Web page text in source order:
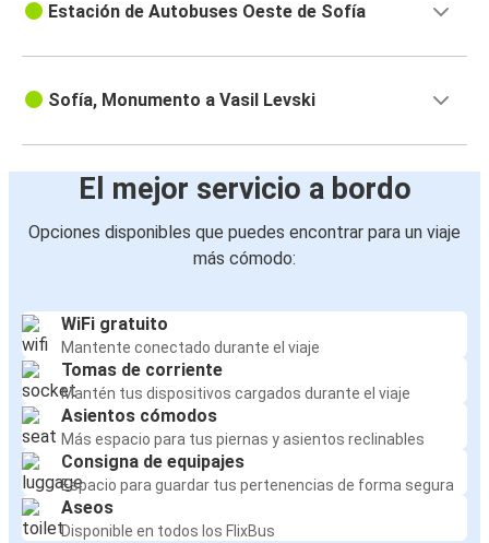
Estación de Autobuses Oeste de Sofía
Sofía, Monumento a Vasil Levski
El mejor servicio a bordo
Opciones disponibles que puedes encontrar para un viaje
más cómodo:
WiFi gratuito
Mantente conectado durante el viaje
Tomas de corriente
Mantén tus dispositivos cargados durante el viaje
Asientos cómodos
Más espacio para tus piernas y asientos reclinables
Consigna de equipajes
Espacio para guardar tus pertenencias de forma segura
Aseos
Disponible en todos los FlixBus